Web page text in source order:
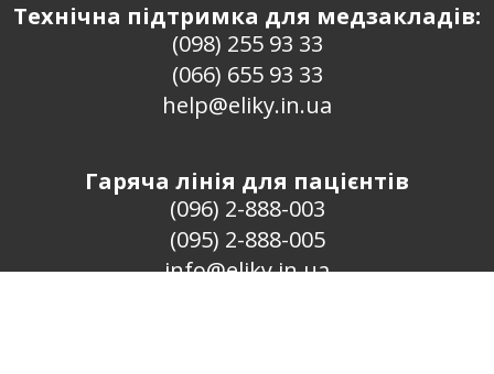
Технічна підтримка для медзакладів:
(098) 255 93 33
(066) 655 93 33
help@eliky.in.ua
Гаряча лінія для пацієнтів
(096) 2-888-003
(095) 2-888-005
info@eliky.in.ua